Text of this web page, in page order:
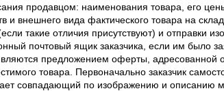
продавцом: наименования товара, его
и внешнего вида фактического товара на
такие отличия присутствуют) и отправки
почтовый ящик заказчика, если им было
предложением оферты, адресованной
товара. Первоначально заказчик
совпадающий по изображению и описанию